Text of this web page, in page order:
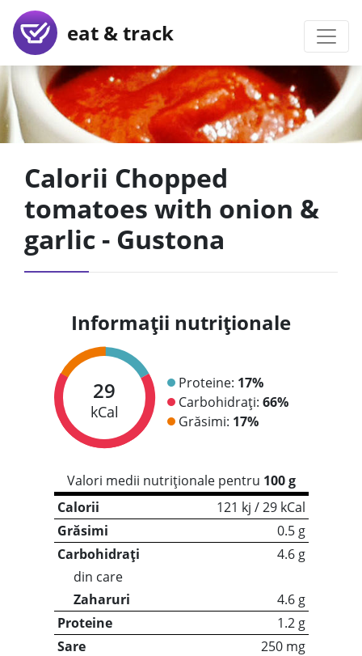
eat & track
Calorii Chopped
tomatoes with onion &
garlic - Gustona
Informații nutriționale
29
kCal
Proteine: 17%
Carbohidrați: 66%
Grăsimi: 17%
Valori medii nutriționale pentru 100 g
Calorii
121 kj / 29 kCal
Grăsimi
0.5 g
Carbohidrați
4.6 g
din care
Zaharuri
4.6 g
Proteine
1.2 g
Sare
250 mg